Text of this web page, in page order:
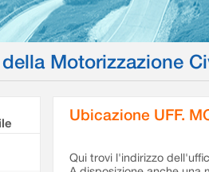
Motorizzazione
Ubicazione UFF.
Qui trovi l'indirizzo